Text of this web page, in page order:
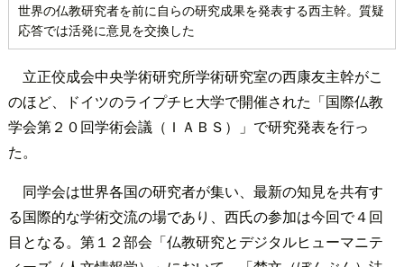
世界の仏教研究者を前に自らの研究成果を発表する西主幹。質疑
応答では活発に意見を交換した
立正佼成会中央学術研究所学術研究室の西康友主幹がこ
のほど、ドイツのライプチヒ大学で開催された「国際仏教
学会第２０回学術会議（ＩＡＢＳ）」で研究発表を行っ
た。
同学会は世界各国の研究者が集い、最新の知見を共有す
る国際的な学術交流の場であり、西氏の参加は今回で４回
目となる。第１２部会「仏教研究とデジタルヒューマニテ